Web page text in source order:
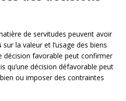
de servitudes peuvent avoir
sur la valeur et l’usage des biens
décision favorable peut confirmer
qu’une décision défavorable peut
ou imposer des contraintes